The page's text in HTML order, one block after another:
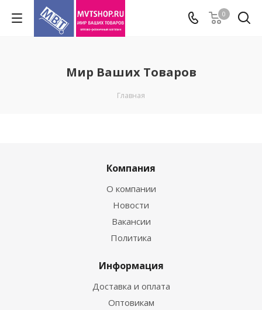
0
Мир Ваших Товаров
Главная
Компания
О компании
Новости
Вакансии
Политика
Информация
Доставка и оплата
Оптовикам